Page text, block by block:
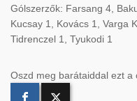
Gólszerzők: Farsang 4,
Kucsay 1, Kovács 1, Varga
Tidrenczel 1, Tyukodi 1
Oszd meg barátaiddal ezt a